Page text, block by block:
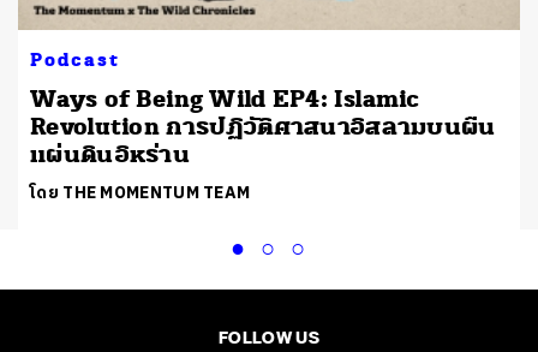
Podcast
Ways of Being Wild EP4: Islamic
Revolution การปฏิวัติศาสนาอิสลามบนผืน
แผ่นดินอิหร่าน
โดย THE MOMENTUM TEAM
FOLLOW US